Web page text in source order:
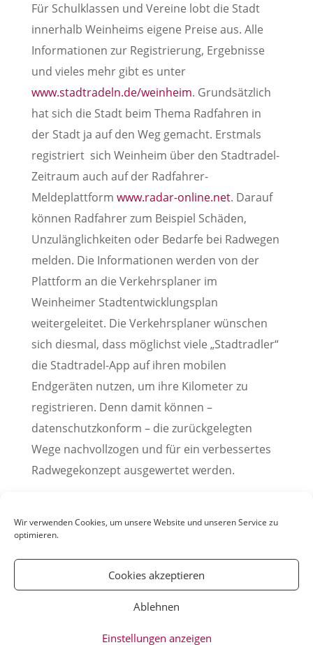
Wir verwenden Cookies, um unsere Website und unseren Service zu
optimieren.
Cookies akzeptieren
Ablehnen
Einstellungen anzeigen
Für Schulklassen und Vereine lobt die Stadt
innerhalb Weinheims eigene Preise aus. Alle
Informationen zur Registrierung, Ergebnisse
und vieles mehr gibt es unter
www.stadtradeln.de/weinheim. Grundsätzlich
hat sich die Stadt beim Thema Radfahren in
der Stadt ja auf den Weg gemacht. Erstmals
registriert sich Weinheim über den Stadtradel-
Zeitraum auch auf der Radfahrer-
Meldeplattform www.radar-online.net. Darauf
können Radfahrer zum Beispiel Schäden,
Unzulänglichkeiten oder Bedarfe bei Radwegen
melden. Die Informationen werden von der
Plattform an die Verkehrsplaner im
Weinheimer Stadtentwicklungsplan
weitergeleitet. Die Verkehrsplaner wünschen
sich diesmal, dass möglichst viele „Stadtradler“
die Stadtradel-App auf ihren mobilen
Endgeräten nutzen, um ihre Kilometer zu
registrieren. Denn damit können –
datenschutzkonform – die zurückgelegten
Wege nachvollzogen und für ein verbessertes
Radwegekonzept ausgewertet werden.
2021)